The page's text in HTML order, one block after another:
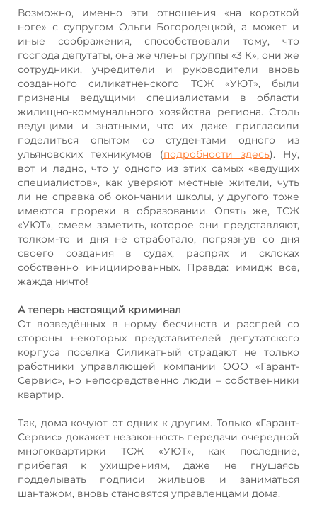
Возможно, именно эти отношения «на короткой
ноге» с супругом Ольги Богородецкой, а может и
иные соображения, способствовали тому, что
господа депутаты, она же члены группы «3 К», они же
сотрудники, учредители и руководители вновь
созданного силикатненского ТСЖ «УЮТ», были
признаны ведущими специалистами в области
жилищно-коммунального хозяйства региона. Столь
ведущими и знатными, что их даже пригласили
поделиться опытом со студентами одного из
ульяновских техникумов (подробности здесь). Ну,
вот и ладно, что у одного из этих самых «ведущих
специалистов», как уверяют местные жители, чуть
ли не справка об окончании школы, у другого тоже
имеются прорехи в образовании. Опять же, ТСЖ
«УЮТ», смеем заметить, которое они представляют,
толком-то и дня не отработало, погрязнув со дня
своего создания в судах, распрях и склоках
собственно инициированных. Правда: имидж все,
жажда ничто!
А теперь настоящий криминал
От возведённых в норму бесчинств и распрей со
стороны некоторых представителей депутатского
корпуса поселка Силикатный страдают не только
работники управляющей компании ООО «Гарант-
Сервис», но непосредственно люди – собственники
квартир.
Так, дома кочуют от одних к другим. Только «Гарант-
Сервис» докажет незаконность передачи очередной
многоквартирки ТСЖ «УЮТ», как последние,
прибегая к ухищрениям, даже не гнушаясь
подделывать подписи жильцов и заниматься
шантажом, вновь становятся управленцами дома.